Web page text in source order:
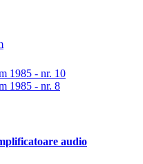
1985 - nr. 10
1985 - nr. 8
audio